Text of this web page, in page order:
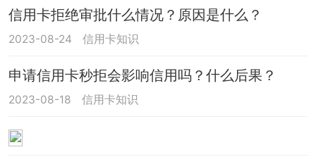
信用卡拒绝审批什么情况？原因是什么？
2023-08-24 信用卡知识
申请信用卡秒拒会影响信用吗？什么后果？
2023-08-18 信用卡知识